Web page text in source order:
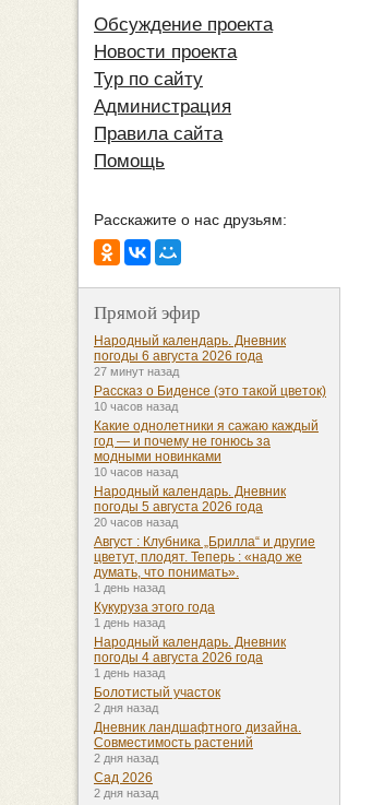
Обсуждение проекта
Новости проекта
Тур по сайту
Администрация
Правила сайта
Помощь
Расскажите о нас друзьям:
Прямой эфир
Народный календарь. Дневник
погоды 6 августа 2026 года
27 минут назад
Рассказ о Биденсе (это такой цветок)
10 часов назад
Какие однолетники я сажаю каждый
год — и почему не гонюсь за
модными новинками
10 часов назад
Народный календарь. Дневник
погоды 5 августа 2026 года
20 часов назад
Август : Клубника „Брилла“ и другие
цветут, плодят. Теперь : «надо же
думать, что понимать».
1 день назад
Кукуруза этого года
1 день назад
Народный календарь. Дневник
погоды 4 августа 2026 года
1 день назад
Болотистый участок
2 дня назад
Дневник ландшафтного дизайна.
Совместимость растений
2 дня назад
Сад 2026
2 дня назад